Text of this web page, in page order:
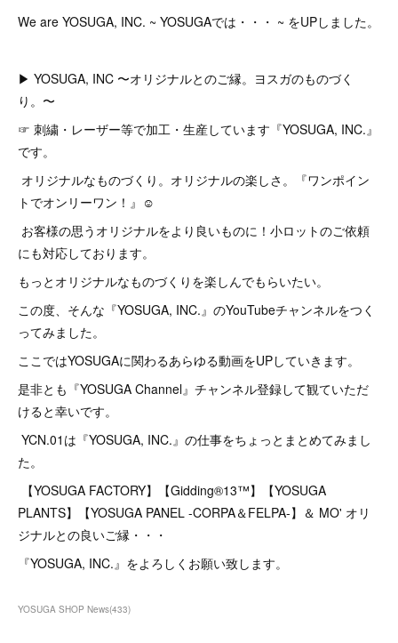
We are YOSUGA, INC. ~ YOSUGAでは・・・ ~ をUPしました。
▶︎ YOSUGA, INC 〜オリジナルとのご縁。ヨスガのものづく
り。〜
☞ 刺繍・レーザー等で加工・生産しています『YOSUGA, INC.』
です。
オリジナルなものづくり。オリジナルの楽しさ。『ワンポイン
トでオンリーワン！』☺︎
お客様の思うオリジナルをより良いものに！小ロットのご依頼
にも対応しております。
もっとオリジナルなものづくりを楽しんでもらいたい。
この度、そんな『YOSUGA, INC.』のYouTubeチャンネルをつく
ってみました。
ここではYOSUGAに関わるあらゆる動画をUPしていきます。
是非とも『YOSUGA Channel』チャンネル登録して観ていただ
けると幸いです。
YCN.01は『YOSUGA, INC.』の仕事をちょっとまとめてみまし
た。
【YOSUGA FACTORY】【Gidding®13™】【YOSUGA
PLANTS】【YOSUGA PANEL -CORPA＆FELPA-】＆ MO' オリ
ジナルとの良いご縁・・・
『YOSUGA, INC.』をよろしくお願い致します。
YOSUGA SHOP News(433)